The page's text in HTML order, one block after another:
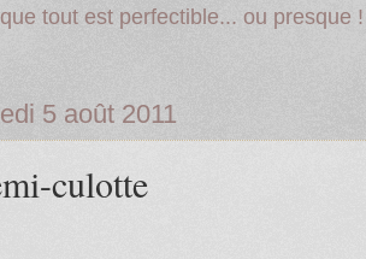
tout est perfectible... ou presque !
5 août 2011
culotte